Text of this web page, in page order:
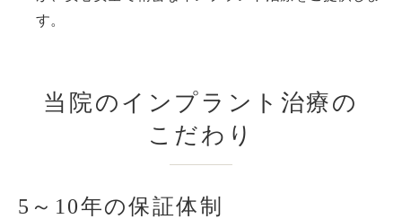
す。
当院のインプラント治療の
こだわり
5～10年の保証体制